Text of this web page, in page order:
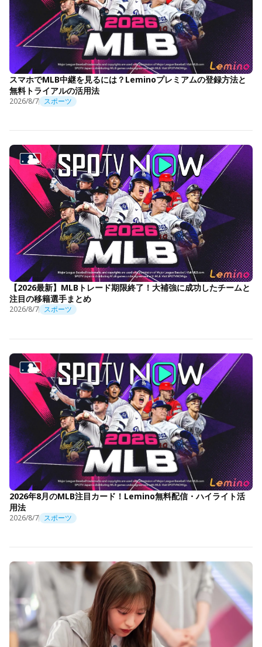
スマホでMLB中継を見るには？Leminoプレミアムの登録方法と
無料トライアルの活用法
2026/8/7 スポーツ
【2026最新】MLBトレード期限終了！大補強に成功したチームと
注目の移籍選手まとめ
2026/8/7 スポーツ
2026年8月のMLB注目カード！Lemino無料配信・ハイライト活
用法
2026/8/7 スポーツ